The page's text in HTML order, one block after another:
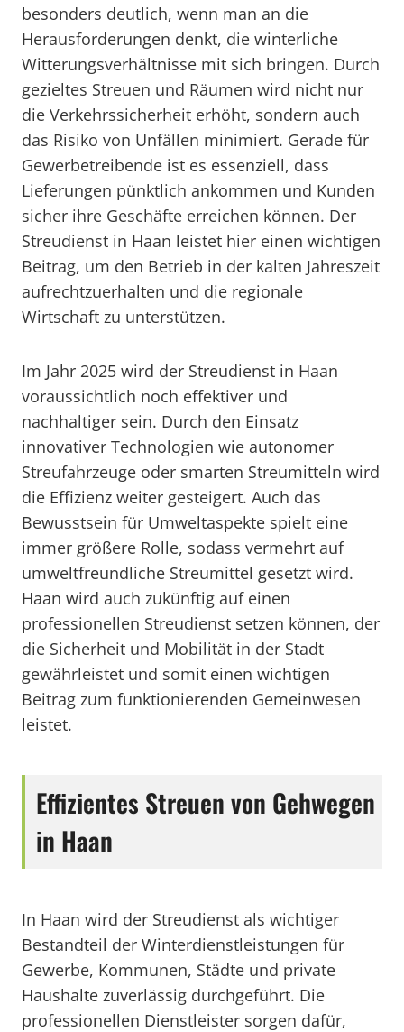
besonders deutlich, wenn man an die
Herausforderungen denkt, die winterliche
Witterungsverhältnisse mit sich bringen. Durch
gezieltes Streuen und Räumen wird nicht nur
die Verkehrssicherheit erhöht, sondern auch
das Risiko von Unfällen minimiert. Gerade für
Gewerbetreibende ist es essenziell, dass
Lieferungen pünktlich ankommen und Kunden
sicher ihre Geschäfte erreichen können. Der
Streudienst in Haan leistet hier einen wichtigen
Beitrag, um den Betrieb in der kalten Jahreszeit
aufrechtzuerhalten und die regionale
Wirtschaft zu unterstützen.
Im Jahr 2025 wird der Streudienst in Haan
voraussichtlich noch effektiver und
nachhaltiger sein. Durch den Einsatz
innovativer Technologien wie autonomer
Streufahrzeuge oder smarten Streumitteln wird
die Effizienz weiter gesteigert. Auch das
Bewusstsein für Umweltaspekte spielt eine
immer größere Rolle, sodass vermehrt auf
umweltfreundliche Streumittel gesetzt wird.
Haan wird auch zukünftig auf einen
professionellen Streudienst setzen können, der
die Sicherheit und Mobilität in der Stadt
gewährleistet und somit einen wichtigen
Beitrag zum funktionierenden Gemeinwesen
leistet.
Effizientes Streuen von Gehwegen
in Haan
In Haan wird der Streudienst als wichtiger
Bestandteil der Winterdienstleistungen für
Gewerbe, Kommunen, Städte und private
Haushalte zuverlässig durchgeführt. Die
professionellen Dienstleister sorgen dafür,